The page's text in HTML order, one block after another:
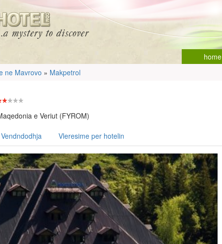
home
ne Mavrovo » Makpetrol
e Veriut (FYROM)
Vendndodhja Vleresime per hotelin